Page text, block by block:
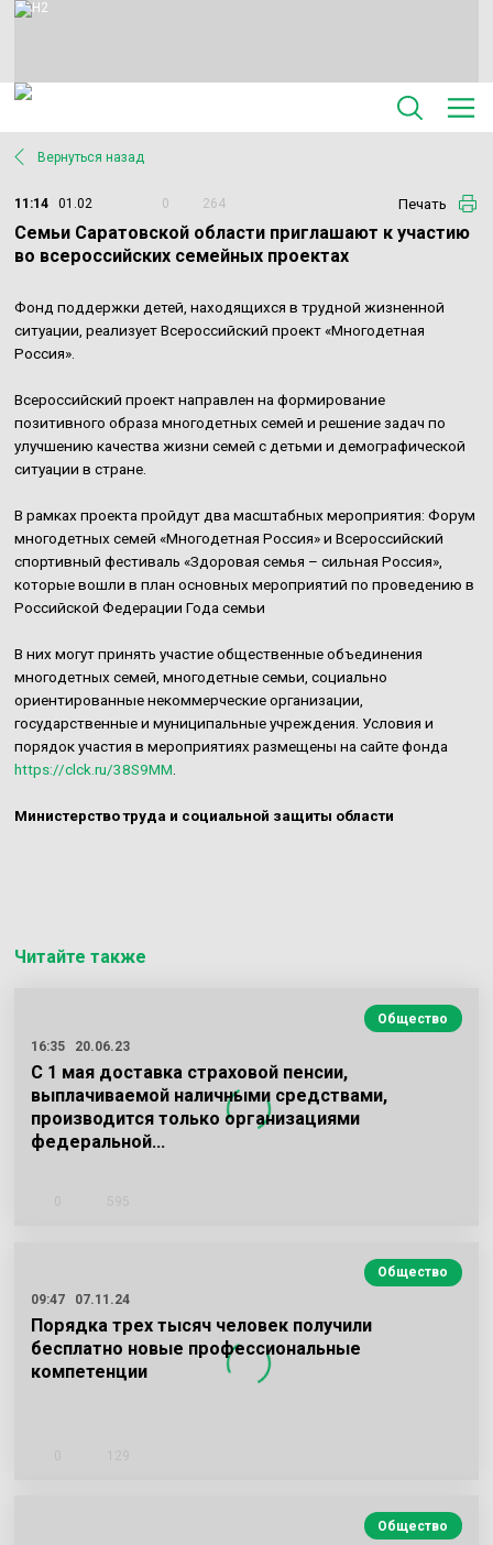
Вернуться назад
11:14 01.02 0 264 Печать
Семьи Саратовской области приглашают к участию
во всероссийских семейных проектах
Фонд поддержки детей, находящихся в трудной жизненной
ситуации, реализует Всероссийский проект «Многодетная
Россия».
Всероссийский проект направлен на формирование
позитивного образа многодетных семей и решение задач по
улучшению качества жизни семей с детьми и демографической
ситуации в стране.
В рамках проекта пройдут два масштабных мероприятия: Форум
многодетных семей «Многодетная Россия» и Всероссийский
спортивный фестиваль «Здоровая семья – сильная Россия»,
которые вошли в план основных мероприятий по проведению в
Российской Федерации Года семьи
В них могут принять участие общественные объединения
многодетных семей, многодетные семьи, социально
ориентированные некоммерческие организации,
государственные и муниципальные учреждения. Условия и
порядок участия в мероприятиях размещены на сайте фонда
https://clck.ru/38S9MM.
Министерство труда и социальной защиты области
Читайте также
Общество
16:35
20.06.23
С 1 мая доставка страховой пенсии,
выплачиваемой наличными средствами,
производится только организациями
федеральной…
Общество
09:47
07.11.24
Порядка трех тысяч человек получили
бесплатно новые профессиональные
компетенции
Общество